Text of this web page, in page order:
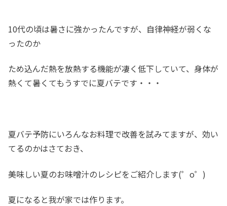
10代の頃は暑さに強かったんですが、自律神経が弱くな
ったのか
ため込んだ熱を放熱する機能が凄く低下していて、身体が
熱くて暑くてもうすでに夏バテです・・・
夏バテ予防にいろんなお料理で改善を試みてますが、効い
てるのかはさておき、
美味しい夏のお味噌汁のレシピをご紹介します(゜o゜)
夏になると我が家では作ります。